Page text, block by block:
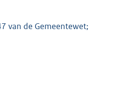
van de Gemeentewet;